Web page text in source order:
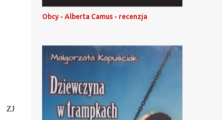
ZJ
Obcy - Alberta Camus - recenzja